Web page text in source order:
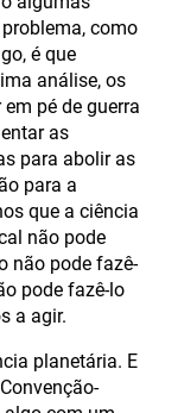
como
é que
análise, os
pé de guerra
as
para abolir as
para a
que a ciência
não pode
não pode fazê-
pode fazê-lo
a agir.
planetária. E